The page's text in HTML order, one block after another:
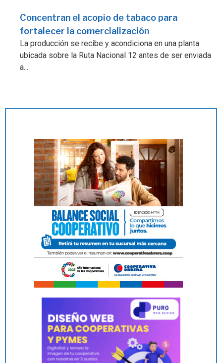
Concentran el acopio de tabaco para
fortalecer la comercialización
La producción se recibe y acondiciona en una planta
ubicada sobre la Ruta Nacional 12 antes de ser enviada
a...